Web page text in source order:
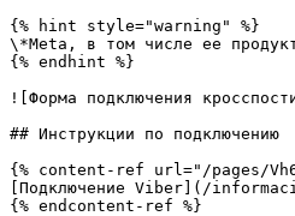
{% hint style="warning" %}
\*Meta, в том числе ее
{% endhint %}
![Форма подключения
## Инструкции по подключению
{% content-ref url="/pages/
[Подключение Viber](/
{% endcontent-ref %}